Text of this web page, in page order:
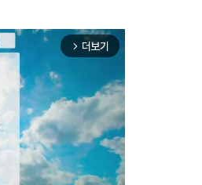
arrow_forward_ios 더보기